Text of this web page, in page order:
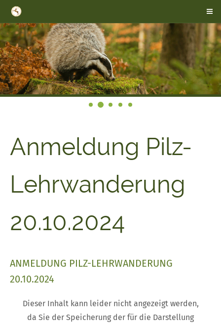
Anmeldung Pilz-
Lehrwanderung
20.10.2024
ANMELDUNG PILZ-LEHRWANDERUNG
20.10.2024
Dieser Inhalt kann leider nicht angezeigt werden,
da Sie der Speicherung der für die Darstellung